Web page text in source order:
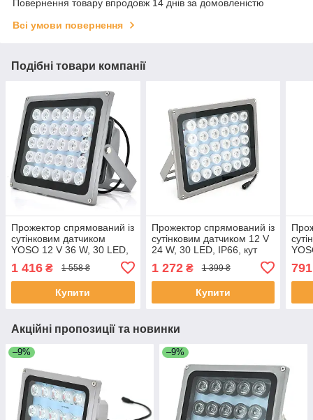
Повернення товару впродовж 14 днів за домовленістю
Всі умови повернення
Подібні товари компанії
Прожектор спрямований із
сутінковим датчиком
YOSO 12 V 36 W, 30 LED,
дальність до 100 м,
220*180*85 мм, BOX
1 416 ₴ 1 558 ₴
Купити
Прожектор спрямований із
сутінковим датчиком 12 V
24 W, 30 LED, IP66, кут
мм, BOX ЕКОБОКС
1 272₴ 1 399 ₴
Купити
791
Акційні пропозиції та новинки
–9% –9%